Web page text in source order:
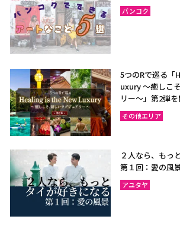
バンコク
5つのRで巡る
uxury ～癒しこ
リー〜」第2弾を
その他エリア
２人なら、もっ
第１回：愛の風
アユタヤ